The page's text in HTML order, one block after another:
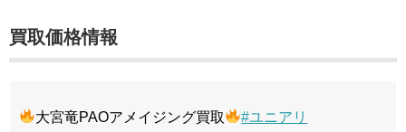
買取価格情報
大宮竜PAOアメイジング買取
#ユニアリ